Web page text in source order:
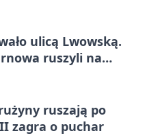
ulicą Lwowską.
ruszyli na
ruszają po
zagra o puchar